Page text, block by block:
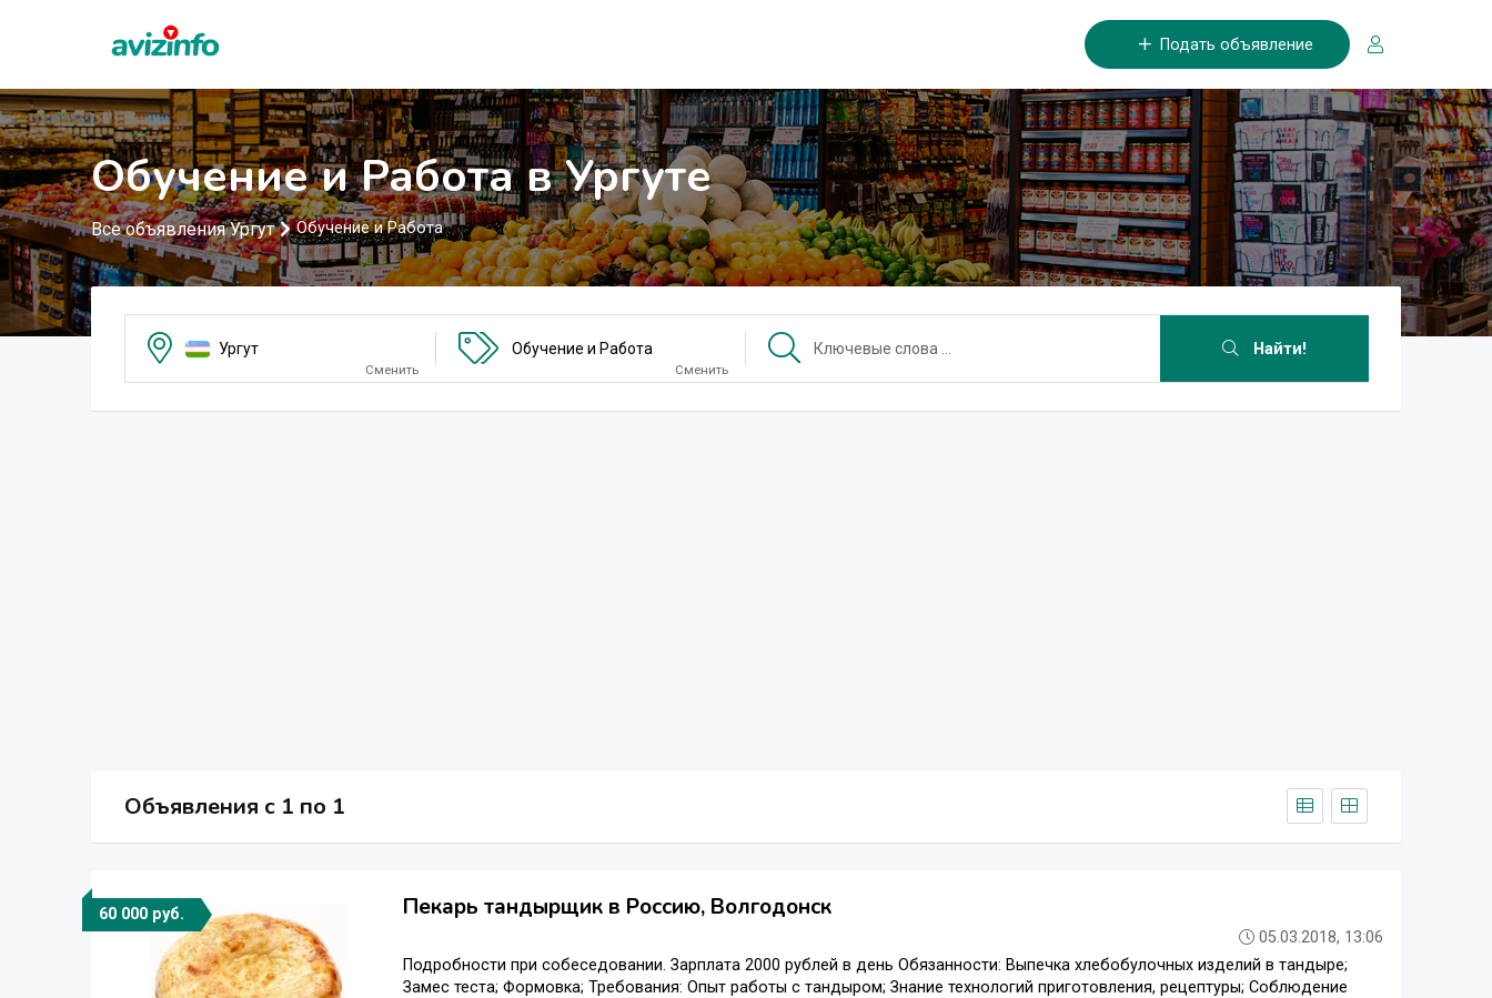
Подать объявление
Обучение и Работа в Ургуте
Все объявления Ургут Обучение и Работа
Ургут
Сменить
Обучение и Работа
Сменить
Найти!
Объявления c 1 по 1
60 000 руб. Пекарь тандырщик в Россию, Волгодонск
05.03.2018, 13:06
Подробности при собеседовании. Зарплата 2000 рублей в день Обязанности: Выпечка хлебобулочных изделий в тандыре;
Замес теста; Формовка; Требования: Опыт работы с тандыром; Знание технологий приготовления, рецептуры; Соблюдение